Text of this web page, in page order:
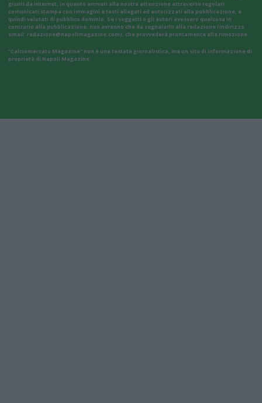
giunti da internet, in quanto arrivati alla nostra attenzione attraverso regolari
comunicati stampa con immagini e testi allegati ed autorizzati alla pubblicazione, e
quindi valutati di pubblico dominio. Se i soggetti o gli autori avessero qualcosa in
contrario alla pubblicazione, non avranno che da segnalarlo alla redazione (indirizzo
email: redazione@napolimagazine.com), che provvederà prontamente alla rimozione.
"Calciomercato Magazine" non è una testata giornalistica, ma un sito di informazione di
proprietà di Napoli Magazine.